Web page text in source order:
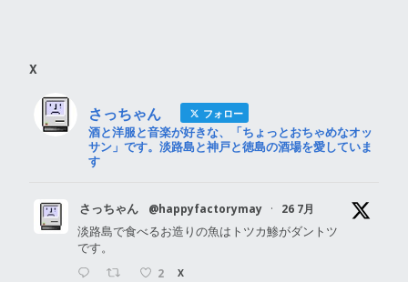
X
さっちゃん フォロー
酒と洋服と音楽が好きな、「ちょっとおちゃめなオッ
サン」です。淡路島と神戸と徳島の酒場を愛していま
す
さっちゃん @happyfactorymay · 26 7月
淡路島で食べるお造りの魚はトツカ鯵がダントツ
です。
2 X